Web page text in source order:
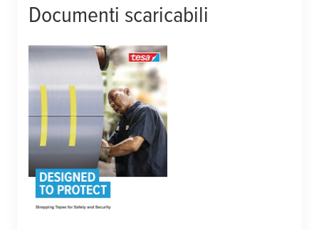
Documenti scaricabili